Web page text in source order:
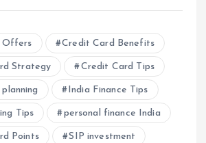
Offers Credit Card Benefits
Strategy Credit Card Tips
India Finance Tips
Tips personal finance India
Points SIP investment